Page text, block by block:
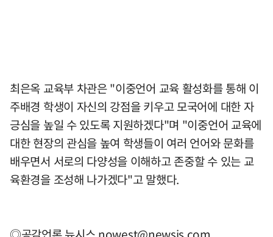
최은옥 교육부 차관은 "이중언어 교육 활성화를 통해 이
주배경 학생이 자신의 강점을 키우고 모국어에 대한 자
긍심을 높일 수 있도록 지원하겠다"며 "이중언어 교육에
대한 현장의 관심을 높여 학생들이 여러 언어와 문화를
배우면서 서로의 다양성을 이해하고 존중할 수 있는 교
육환경을 조성해 나가겠다"고 말했다.